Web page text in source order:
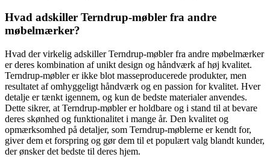
Hvad adskiller Terndrup-møbler fra andre
møbelmærker?
Hvad der virkelig adskiller Terndrup-møbler fra andre møbelmærker
er deres kombination af unikt design og håndværk af høj kvalitet.
Terndrup-møbler er ikke blot masseproducerede produkter, men
resultatet af omhyggeligt håndværk og en passion for kvalitet. Hver
detalje er tænkt igennem, og kun de bedste materialer anvendes.
Dette sikrer, at Terndrup-møbler er holdbare og i stand til at bevare
deres skønhed og funktionalitet i mange år. Den kvalitet og
opmærksomhed på detaljer, som Terndrup-møblerne er kendt for,
giver dem et forspring og gør dem til et populært valg blandt kunder,
der ønsker det bedste til deres hjem.